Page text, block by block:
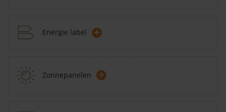
Energie label +
Zonnepanelen +